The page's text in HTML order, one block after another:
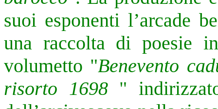
suoi esponenti l’arcade
una raccolta di poesie
volumetto "Benevento
risorto 1698 "